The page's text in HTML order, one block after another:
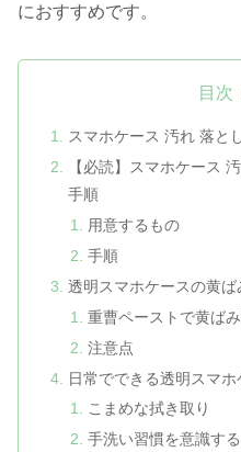
におすすめです。
目次
スマホケース 汚れ 落と
【必読】スマホケース
手順
用意するもの
手順
透明スマホケースの黄
重曹ペーストで黄ば
注意点
日常でできる透明スマ
こまめな拭き取り
手洗い習慣を意識する